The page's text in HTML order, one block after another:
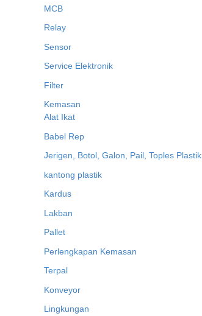
MCB
Relay
Sensor
Service Elektronik
Filter
Kemasan
Alat Ikat
Babel Rep
Jerigen, Botol, Galon, Pail, Toples Plastik
kantong plastik
Kardus
Lakban
Pallet
Perlengkapan Kemasan
Terpal
Konveyor
Lingkungan